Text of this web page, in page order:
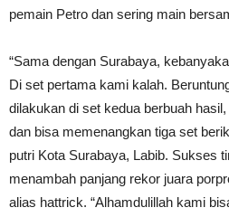
pemain Petro dan sering main
“Sama dengan Surabaya,
Di set pertama kami kalah.
dilakukan di set kedua berbuah
dan bisa memenangkan tiga set
putri Kota Surabaya, Labib. Sukses
menambah panjang rekor juara
alias hattrick. “Alhamdulillah kami